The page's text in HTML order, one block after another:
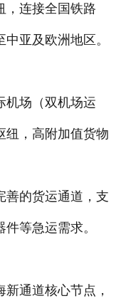
，连接全国铁路
亚及欧洲地区。
机场（双机场运
纽，高附加值货物
善的货运通道，支
等急运需求。
通道核心节点，